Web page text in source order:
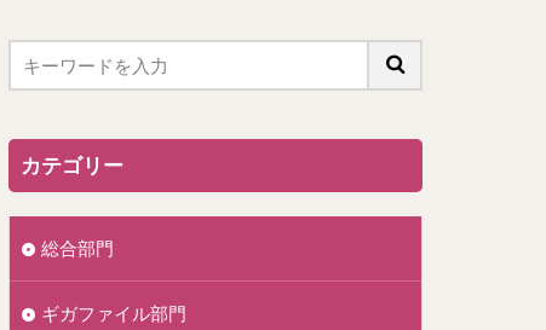
カテゴリー
総合部門
ギガファイル部門